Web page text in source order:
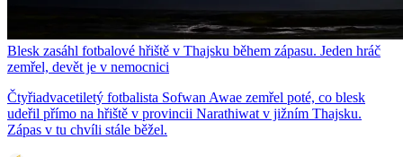
Blesk zasáhl fotbalové hřiště v Thajsku během zápasu. Jeden hráč
zemřel, devět je v nemocnici
Čtyřiadvacetiletý fotbalista Sofwan Awae zemřel poté, co blesk
udeřil přímo na hřiště v provincii Narathiwat v jižním Thajsku.
Zápas v tu chvíli stále běžel.